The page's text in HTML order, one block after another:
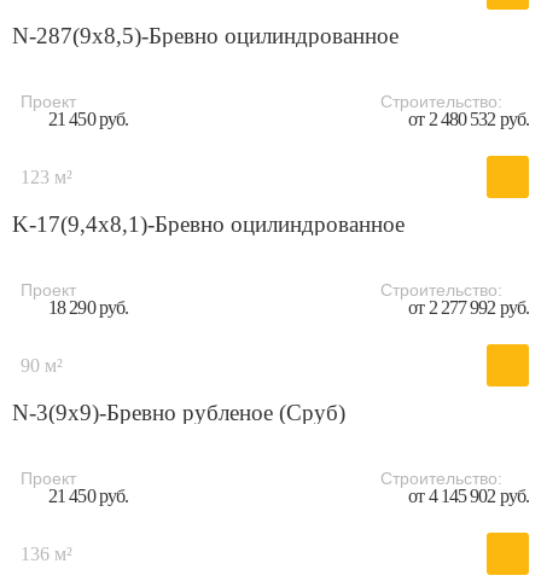
N-287(9x8,5)-Бревно оцилиндрованное
Проект
21 450 руб.
Строительство:
от 2 480 532 руб.
123 м²
K-17(9,4х8,1)-Бревно оцилиндрованное
Проект
18 290 руб.
Строительство:
от 2 277 992 руб.
90 м²
N-3(9х9)-Бревно рубленое (Сруб)
Проект
21 450 руб.
Строительство:
от 4 145 902 руб.
136 м²